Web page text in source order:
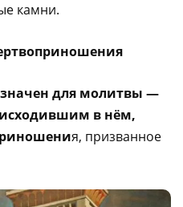
камни.
для молитвы —
в нём,
я, призванное